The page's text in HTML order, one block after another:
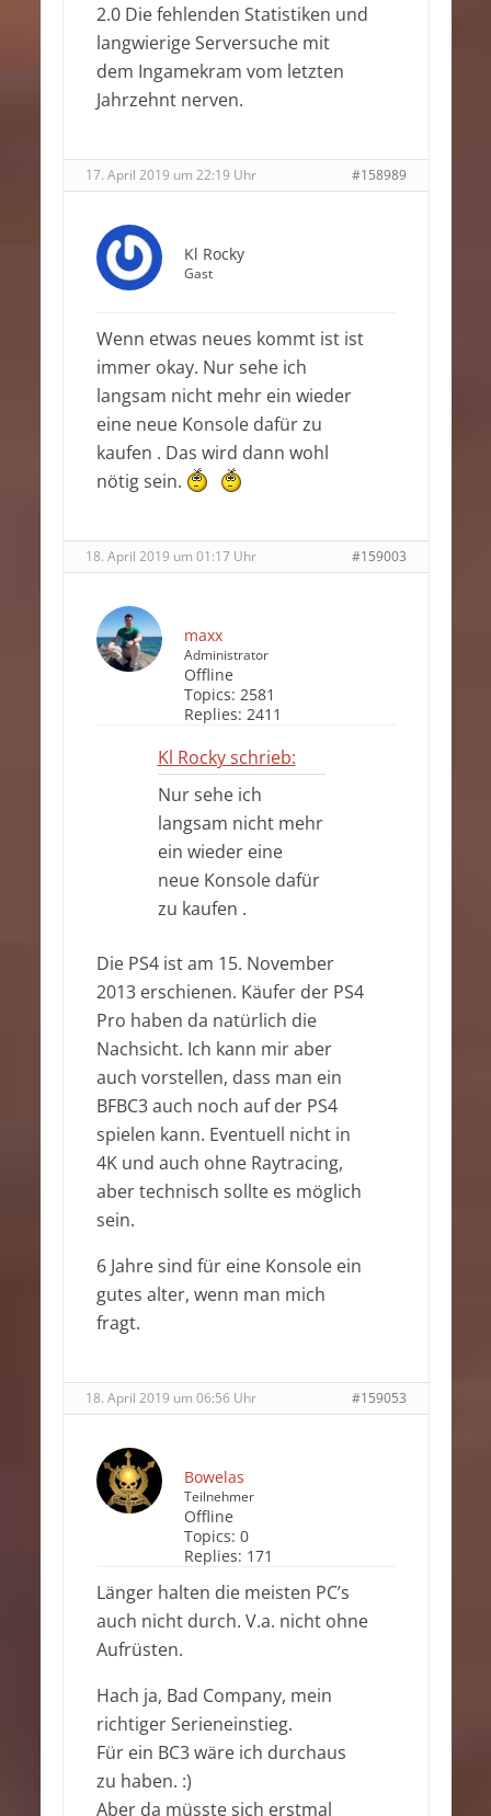
2.0 Die fehlenden Statistiken und
langwierige Serversuche mit
dem Ingamekram vom letzten
Jahrzehnt nerven.
17. April 2019 um 22:19 Uhr #158989
Kl Rocky
Gast
Wenn etwas neues kommt ist ist
immer okay. Nur sehe ich
langsam nicht mehr ein wieder
eine neue Konsole dafür zu
kaufen . Das wird dann wohl
nötig sein.
18. April 2019 um 01:17 Uhr #159003
maxx
Administrator
Offline
Topics: 2581
Replies: 2411
Kl Rocky schrieb:
Nur sehe ich
langsam nicht mehr
ein wieder eine
neue Konsole dafür
zu kaufen .
Die PS4 ist am 15. November
2013 erschienen. Käufer der PS4
Pro haben da natürlich die
Nachsicht. Ich kann mir aber
auch vorstellen, dass man ein
BFBC3 auch noch auf der PS4
spielen kann. Eventuell nicht in
4K und auch ohne Raytracing,
aber technisch sollte es möglich
sein.
6 Jahre sind für eine Konsole ein
gutes alter, wenn man mich
fragt.
18. April 2019 um 06:56 Uhr #159053
Bowelas
Teilnehmer
Offline
Topics: 0
Replies: 171
Länger halten die meisten PC’s
auch nicht durch. V.a. nicht ohne
Aufrüsten.
Hach ja, Bad Company, mein
richtiger Serieneinstieg.
Für ein BC3 wäre ich durchaus
zu haben. :)
Aber da müsste sich erstmal